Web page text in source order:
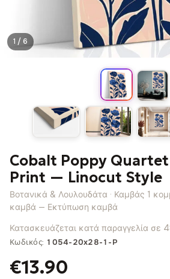
1 / 6
Cobalt Poppy Quartet
Print — Linocut Style
Βοτανικά & Λουλουδάτα · Καμβάς 1
καμβά — Εκτύπωση καμβά
Κατασκευάζεται κατά παραγγελία σε
Κωδικός: 1054-20x28-1-P
€13.90